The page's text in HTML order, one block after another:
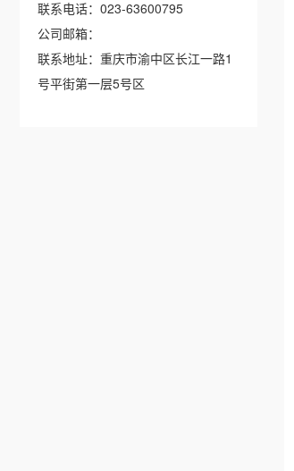
联系电话：023-63600795
公司邮箱：
联系地址：重庆市渝中区长江一路1
号平街第一层5号区